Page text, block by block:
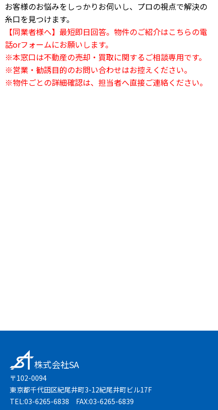
お客様のお悩みをしっかりお伺いし、プロの視点で解決の
糸口を見つけます。
【同業者様へ】最短即日回答。物件のご紹介はこちらの電
話orフォームにお願いします。
※本窓口は不動産の売却・買取に関するご相談専用です。
※営業・勧誘目的のお問い合わせはお控えください。
※物件ごとの詳細確認は、担当者へ直接ご連絡ください。
株式会社SA
〒102-0094
東京都千代田区紀尾井町3-12紀尾井町ビル17F
TEL:03-6265-6838 FAX:03-6265-6839